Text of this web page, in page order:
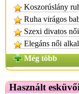
Koszorúslány
Ruha virágos
Szexi divatos
Elegáns női
Még több
Használt